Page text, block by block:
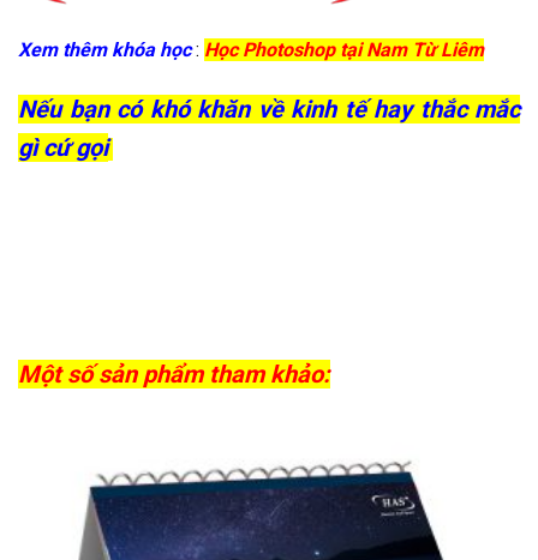
Xem thêm khóa học: Học Photoshop tại Nam Từ Liêm
Nếu bạn có khó khăn về kinh tế hay thắc mắc
gì cứ gọi